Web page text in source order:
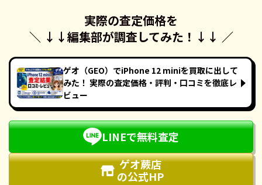
＼ ↓↓
実際の査定価格を
編集部が調査してみた！ ↓↓ ／
ゲオ（GEO）でiPhone 12 miniを買取に出して
みた！ 実際の査定価格・評判・口コミを徹底レ
ビュー
LINEで無料査定
ゲオ蕨店
の公式HP